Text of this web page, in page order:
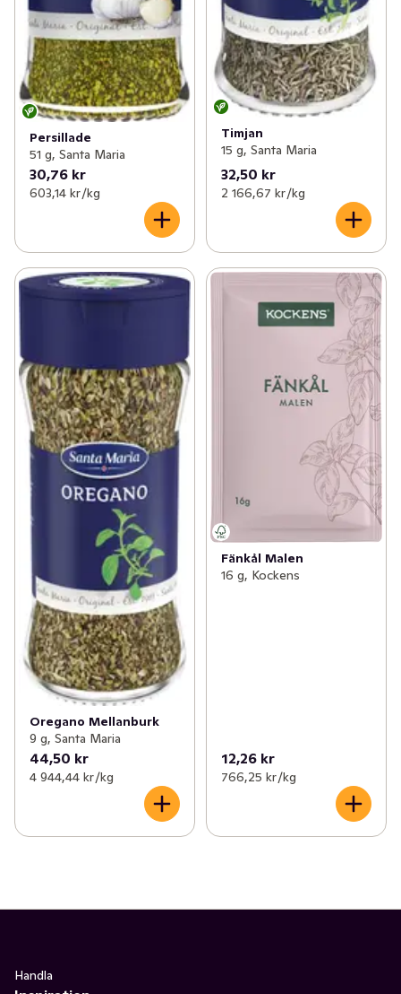
Persillade
51 g, Santa Maria
30,76 kr
603,14 kr /kg
Timjan
15 g, Santa Maria
32,50 kr
2 166,67 kr /kg
Oregano Mellanburk
9 g, Santa Maria
44,50 kr
4 944,44 kr /kg
Fänkål Malen
16 g, Kockens
12,26 kr
766,25 kr /kg
Handla